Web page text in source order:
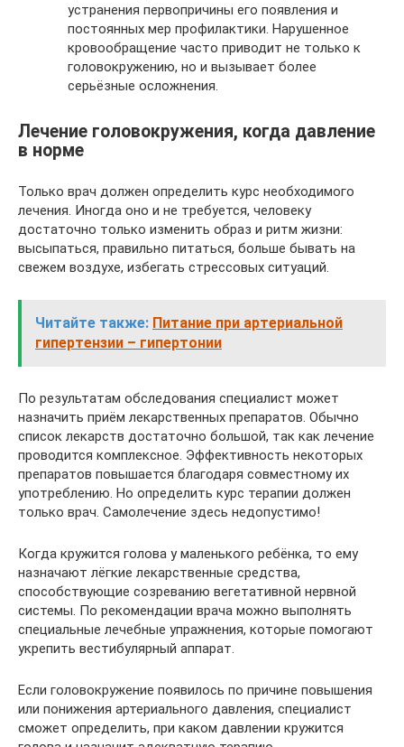
устранения первопричины его появления и
постоянных мер профилактики. Нарушенное
кровообращение часто приводит не только к
головокружению, но и вызывает более
серьёзные осложнения.
Лечение головокружения, когда давление
в норме
Только врач должен определить курс необходимого
лечения. Иногда оно и не требуется, человеку
достаточно только изменить образ и ритм жизни:
высыпаться, правильно питаться, больше бывать на
свежем воздухе, избегать стрессовых ситуаций.
Читайте также: Питание при артериальной
гипертензии – гипертонии
По результатам обследования специалист может
назначить приём лекарственных препаратов. Обычно
список лекарств достаточно большой, так как лечение
проводится комплексное. Эффективность некоторых
препаратов повышается благодаря совместному их
употреблению. Но определить курс терапии должен
только врач. Самолечение здесь недопустимо!
Когда кружится голова у маленького ребёнка, то ему
назначают лёгкие лекарственные средства,
способствующие созреванию вегетативной нервной
системы. По рекомендации врача можно выполнять
специальные лечебные упражнения, которые помогают
укрепить вестибулярный аппарат.
Если головокружение появилось по причине повышения
или понижения артериального давления, специалист
сможет определить, при каком давлении кружится